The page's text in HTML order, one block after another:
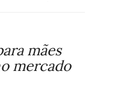
mães
mercado